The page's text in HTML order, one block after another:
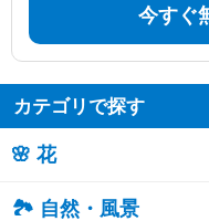
今すぐ
カテゴリで探す
🌸 花
🏞️ 自然・風景